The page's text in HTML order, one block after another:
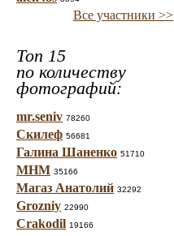
Все участники >>
Топ 15
по количеству
фотографий:
mr.seniv 78260
Скилеф 56681
Галина Шаненко 51710
МНМ 35166
Магаз Анатолий 32292
Grozniy 22990
Crakodil 19166